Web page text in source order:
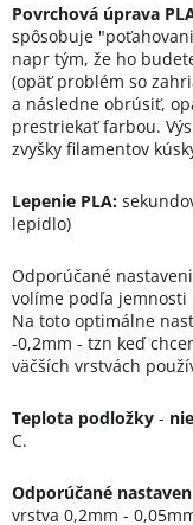
Povrchová úprava
spôsobuje
napr tým, že ho
(opäť problém so
a následne obrúsiť,
prestriekať farbou.
zvyšky filamentov
Lepenie PLA:
lepidlo)
Odporúčané
volíme podľa
Na toto optimálne
-0,2mm - tzn keď
väčších vrstvách
Teplota podložky -
C.
Odporúčané
vrstva 0,2mm -